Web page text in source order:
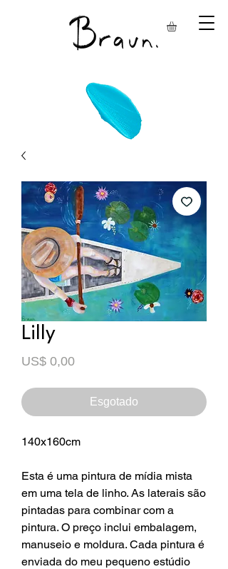
Lilly
US$ 0,00Preço
Esgotado
140x160cm
Esta é uma pintura de mídia mista
em uma tela de linho. As laterais são
pintadas para combinar com a
pintura. O preço inclui embalagem,
manuseio e moldura. Cada pintura é
enviada do meu pequeno estúdio